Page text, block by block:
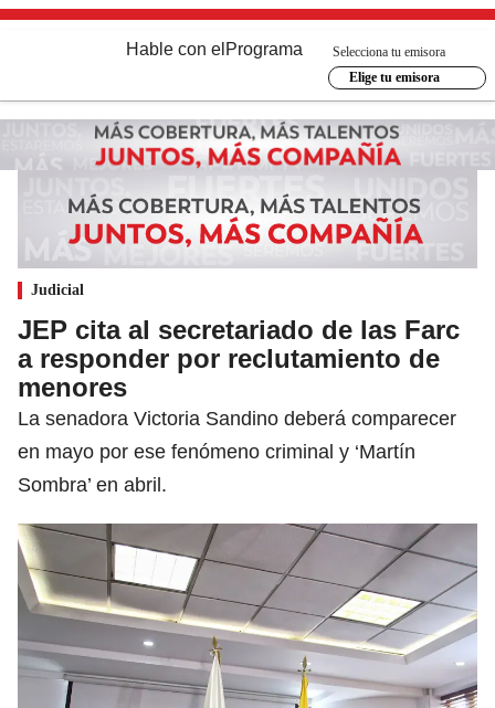
Hable con el Programa
Selecciona tu emisora
Elige tu emisora
Judicial
JEP cita al secretariado de las Farc
a responder por reclutamiento de
menores
La senadora Victoria Sandino deberá comparecer
en mayo por ese fenómeno criminal y ‘Martín
Sombra’ en abril.